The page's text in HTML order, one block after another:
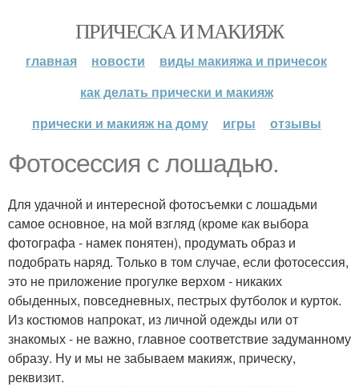
ПРИЧЕСКА И МАКИЯЖ
главная новости
виды макияжа и причесок
как делать прически и макияж
прически и макияж на дому
игры отзывы
Фотосессия с лошадью.
Для удачной и интересной фотосъемки с лошадьми
самое основное, на мой взгляд (кроме как выбора
фотографа - намек понятен), продумать образ и
подобрать наряд. Только в том случае, если фотосессия,
это не приложение прогулке верхом - никаких
обыденных, повседневных, пестрых футболок и курток.
Из костюмов напрокат, из личной одежды или от
знакомых - не важно, главное соответствие задуманному
образу. Ну и мы не забываем макияж, прическу,
реквизит.